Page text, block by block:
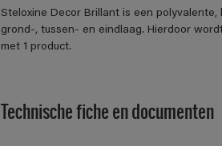
Steloxine Decor Brillant is een
grond-, tussen- en eindlaag. Hierdoor
met 1 product.
Technische fiche en documenten